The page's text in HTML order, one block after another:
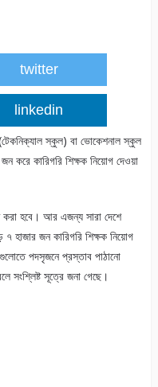
twitter
linkedin
স্কুল) বা ভোকেশনাল স্কুল
করে কারিগরি শিক্ষক নিয়োগ দেওয়া
হবে। আর এজন্য সারা দেশে
হাজার জন কারিগরি শিক্ষক নিয়োগ
পদসৃজনে প্রস্তাব পাঠানো
সংশ্লিষ্ট সূত্রে জনা গেছে।